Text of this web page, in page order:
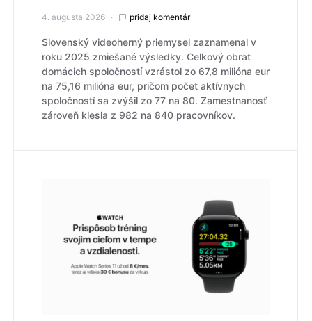
4. augusta 2026 pridaj komentár
Slovenský videoherný priemysel zaznamenal v
roku 2025 zmiešané výsledky. Celkový obrat
domácich spoločností vzrástol zo 67,8 milióna eur
na 75,16 milióna eur, pričom počet aktívnych
spoločností sa zvýšil zo 77 na 80. Zamestnanosť
zároveň klesla z 982 na 840 pracovníkov.